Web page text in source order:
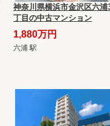
神奈川県横浜市金沢区六浦
丁目の中古マンション
1,880万円
六浦 駅